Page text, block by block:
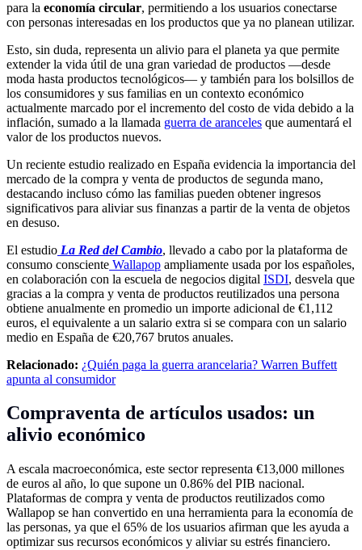
para la economía circular, permitiendo a los usuarios conectarse
con personas interesadas en los productos que ya no planean utilizar.
Esto, sin duda, representa un alivio para el planeta ya que permite
extender la vida útil de una gran variedad de productos —desde
moda hasta productos tecnológicos— y también para los bolsillos de
los consumidores y sus familias en un contexto económico
actualmente marcado por el incremento del costo de vida debido a la
inflación, sumado a la llamada guerra de aranceles que aumentará el
valor de los productos nuevos.
Un reciente estudio realizado en España evidencia la importancia del
mercado de la compra y venta de productos de segunda mano,
destacando incluso cómo las familias pueden obtener ingresos
significativos para aliviar sus finanzas a partir de la venta de objetos
en desuso.
El estudio La Red del Cambio, llevado a cabo por la plataforma de
consumo consciente Wallapop ampliamente usada por los españoles,
en colaboración con la escuela de negocios digital ISDI, desvela que
gracias a la compra y venta de productos reutilizados una persona
obtiene anualmente en promedio un importe adicional de €1,112
euros, el equivalente a un salario extra si se compara con un salario
medio en España de €20,767 brutos anuales.
Relacionado: ¿Quién paga la guerra arancelaria? Warren Buffett
apunta al consumidor
Compraventa de artículos usados: un
alivio económico
A escala macroeconómica, este sector representa €13,000 millones
de euros al año, lo que supone un 0.86% del PIB nacional.
Plataformas de compra y venta de productos reutilizados como
Wallapop se han convertido en una herramienta para la economía de
las personas, ya que el 65% de los usuarios afirman que les ayuda a
optimizar sus recursos económicos y aliviar su estrés financiero.